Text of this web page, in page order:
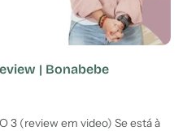
| Bonabebe
3 (review em video) Se está à